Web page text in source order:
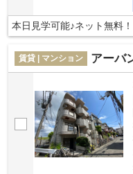
本日見学可能♪ネット無料
賃貸 | マンション アーバ